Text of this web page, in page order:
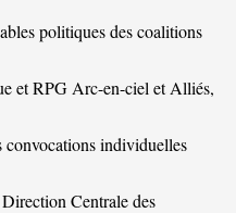
politiques des coalitions
et RPG Arc-en-ciel et Alliés,
convocations individuelles
Centrale des